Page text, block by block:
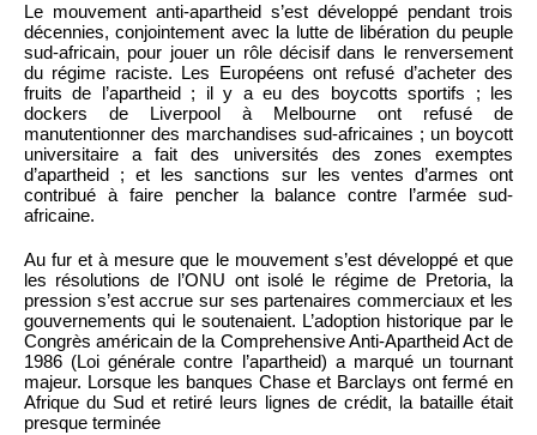
Le mouvement anti-apartheid s’est développé pendant trois
décennies, conjointement avec la lutte de libération du peuple
sud-africain, pour jouer un rôle décisif dans le renversement
du régime raciste. Les Européens ont refusé d’acheter des
fruits de l’apartheid ; il y a eu des boycotts sportifs ; les
dockers de Liverpool à Melbourne ont refusé de
manutentionner des marchandises sud-africaines ; un boycott
universitaire a fait des universités des zones exemptes
d’apartheid ; et les sanctions sur les ventes d’armes ont
contribué à faire pencher la balance contre l’armée sud-
africaine.
Au fur et à mesure que le mouvement s’est développé et que
les résolutions de l’ONU ont isolé le régime de Pretoria, la
pression s’est accrue sur ses partenaires commerciaux et les
gouvernements qui le soutenaient. L’adoption historique par le
Congrès américain de la Comprehensive Anti-Apartheid Act de
1986 (Loi générale contre l’apartheid) a marqué un tournant
majeur. Lorsque les banques Chase et Barclays ont fermé en
Afrique du Sud et retiré leurs lignes de crédit, la bataille était
presque terminée